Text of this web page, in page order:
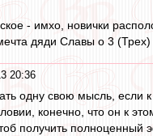
- имхо, новички
дяди Славы о 3
20:36
одну свою мысль,
конечно, что он к
получить